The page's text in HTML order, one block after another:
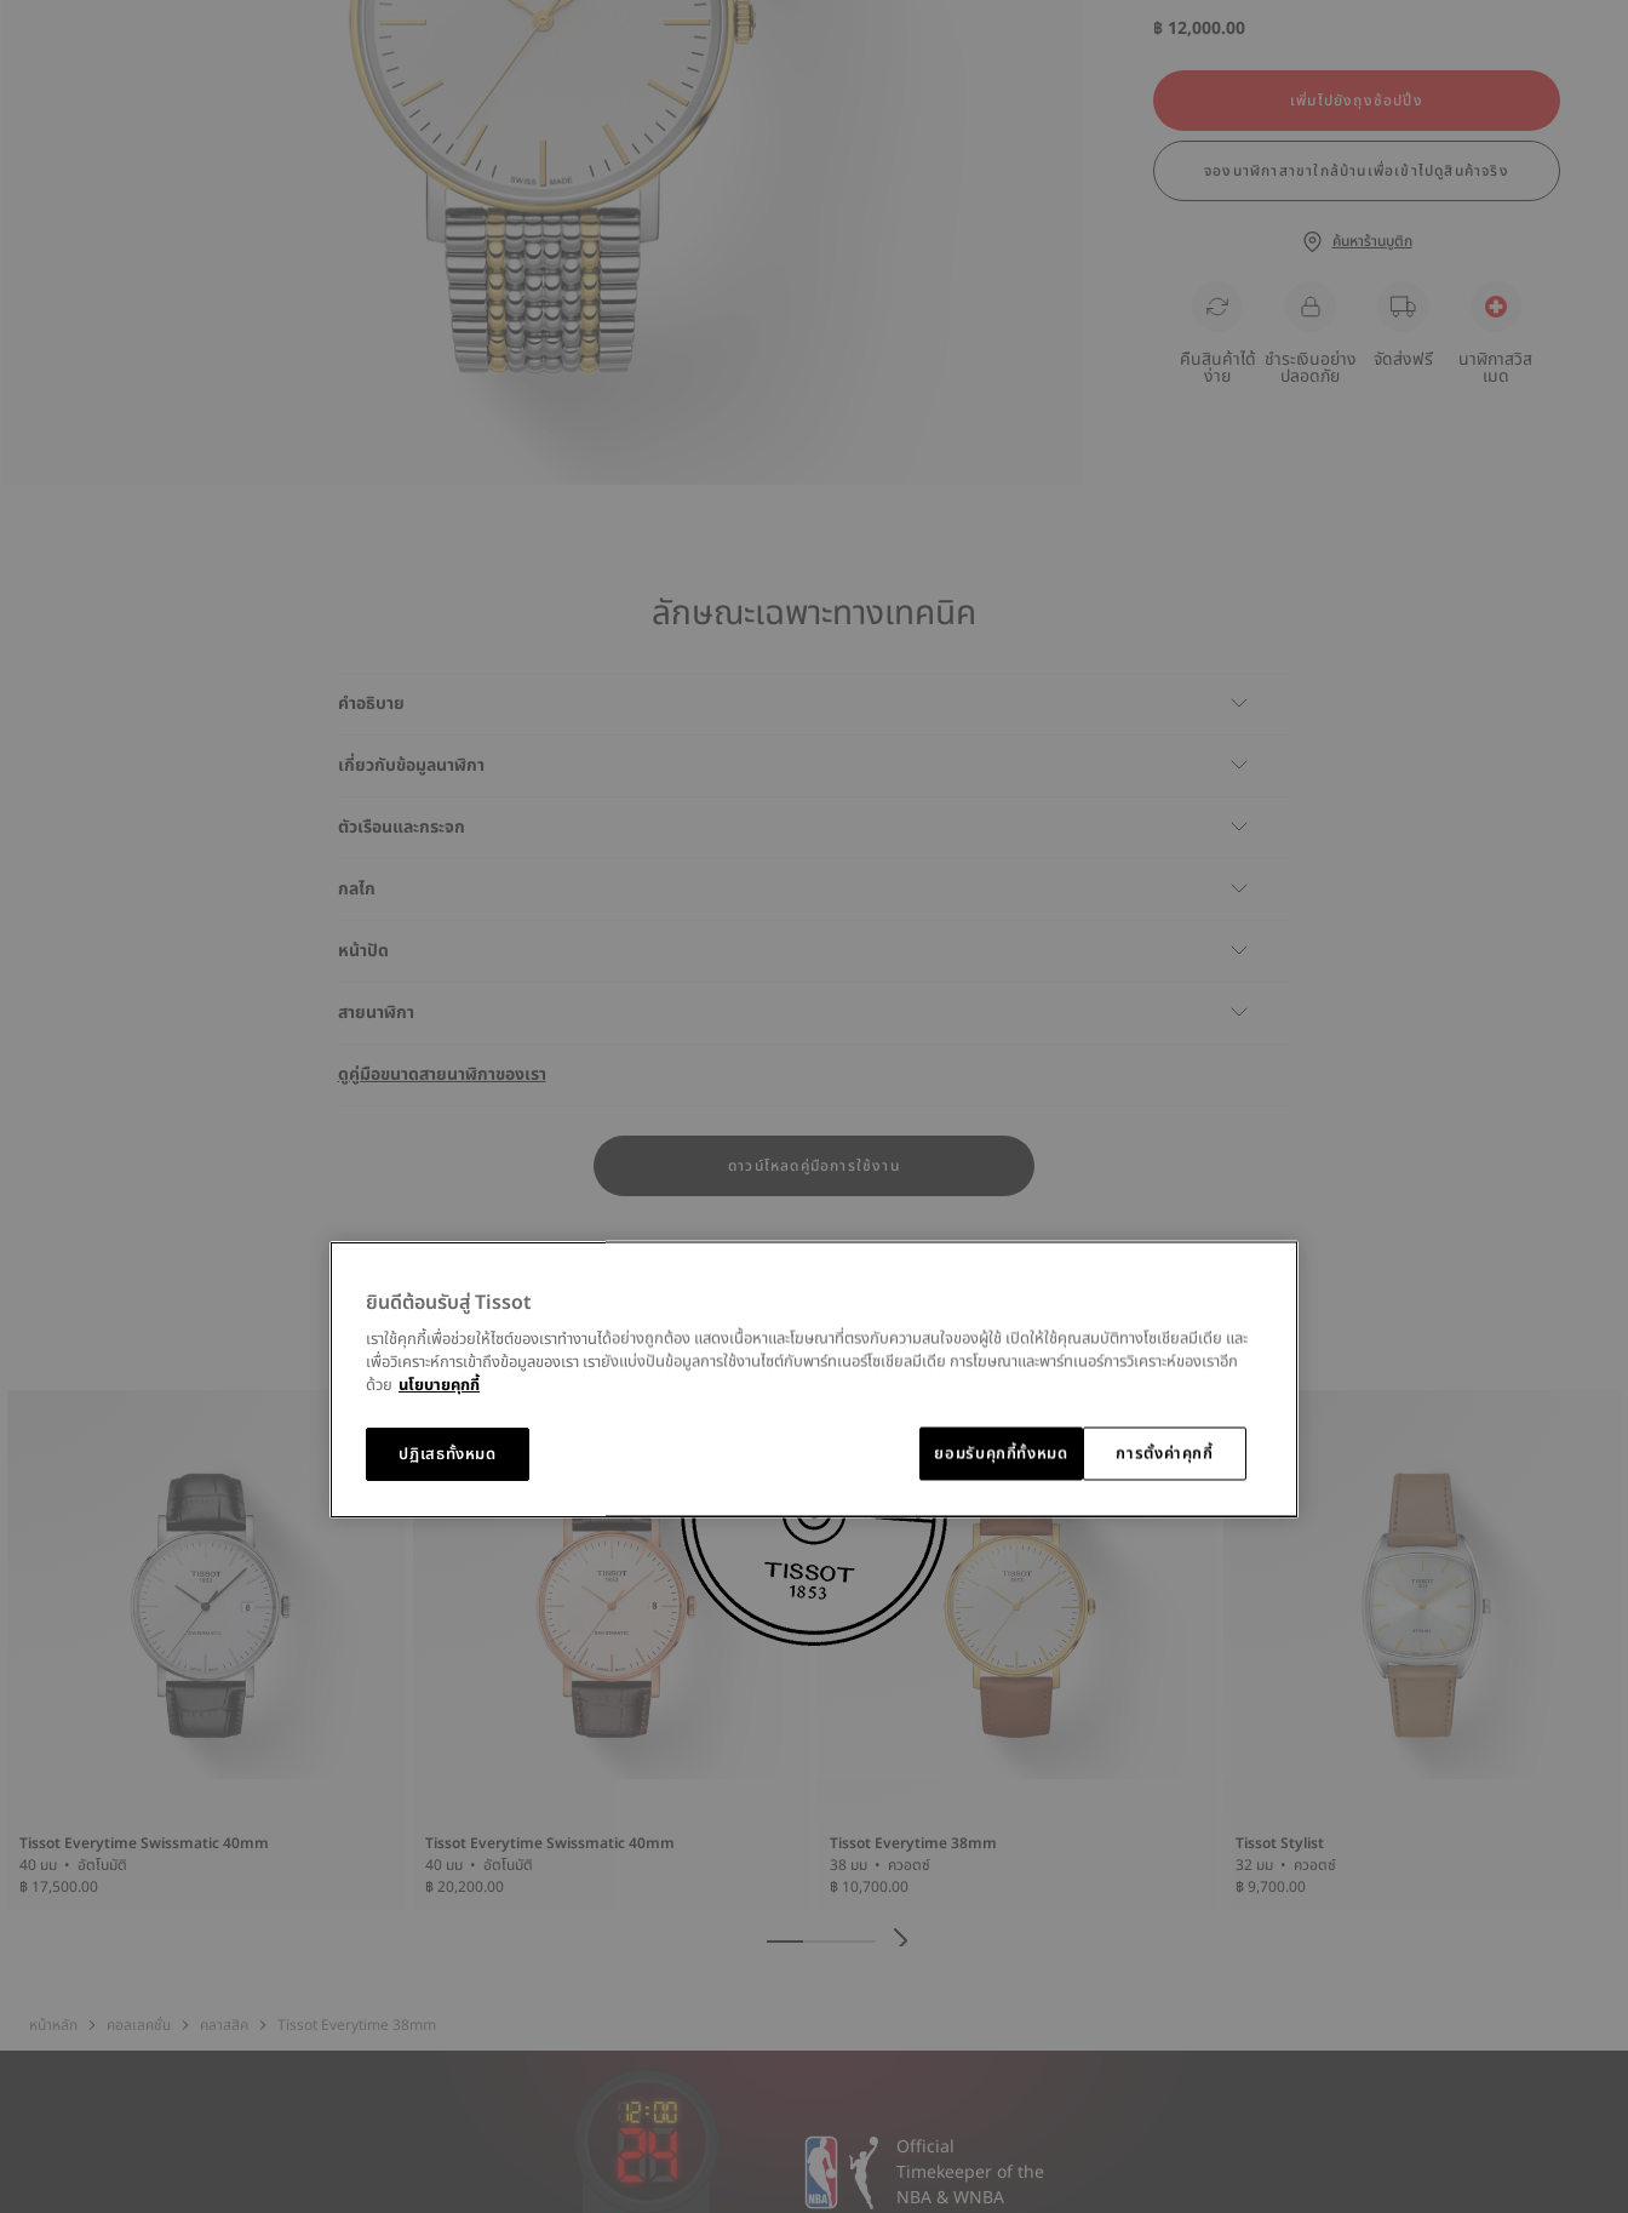
฿ 12,000.00
เพิ่มไปยังถุงช้อปปิ้ง
จองนาฬิกาสาขาใกล้บ้านเพื่อเข้าไปดูสินค้าจริง
ค้นหาร้านบูติก
คืนสินค้าได้
ง่าย
ชำระเงินอย่าง
ปลอดภัย
จัดส่งฟรี นาฬิกาสวิส
เมด
ลักษณะเฉพาะทางเทคนิค
คำอธิบาย
เกี่ยวกับข้อมูลนาฬิกา
ตัวเรือนและกระจก
กลไก
หน้าปัด
สายนาฬิกา
ดูคู่มือขนาดสายนาฬิกาของเรา
ดาวน์โหลดคู่มือการใช้งาน
สินค้าที่คล้ายกัน
Tissot Everytime Swissmatic 40mm
40 มม • อัตโนมัติ
฿ 17,500.00
Tissot Everytime Swissmatic 40mm
40 มม • อัตโนมัติ
฿ 20,200.00
Tissot Everytime 38mm
38 มม • ควอตซ์
฿ 10,700.00
Tissot Stylist
32 มม • ควอตซ์
฿ 9,700.00
หน้าหลัก คอลเลคชั่น คลาสสิค Tissot Everytime 38mm
Official
Timekeeper of the
NBA & WNBA
ยินดีต้อนรับสู่ Tissot
เราใช้คุกกี้เพื่อช่วยให้ไซต์ของเราทำงานได้อย่างถูกต้อง แสดงเนื้อหาและโฆษณาที่ตรงกับความสนใจของผู้ใช้ เปิดให้ใช้คุณสมบัติทางโซเชียลมีเดีย และ
เพื่อวิเคราะห์การเข้าถึงข้อมูลของเรา เรายังแบ่งปันข้อมูลการใช้งานไซต์กับพาร์ทเนอร์โซเชียลมีเดีย การโฆษณาและพาร์ทเนอร์การวิเคราะห์ของเราอีก
ด้วย นโยบายคุกกี้
การตั้งค่าคุกกี้
ปฏิเสธทั้งหมด ยอมรับคุกกี้ทั้งหมด